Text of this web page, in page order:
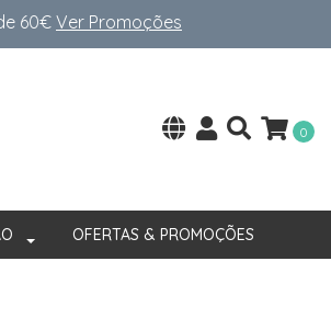
60€Ver Promoções
0
OFERTAS & PROMOÇÕES